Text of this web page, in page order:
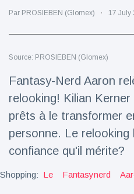
Nourriture et boissons
(79)
Mode de vie et divertissement
Voyage et aventure
Dernières nouvelles
Par PROSIEBEN (Glomex) 17 July
Source: PROSIEBEN (Glomex)
Fantasy-Nerd Aaron
relooking! Kilian
prêts à le transformer
personne. Le relooking
confiance qu'il mérite?
Shopping: Le Fantasynerd